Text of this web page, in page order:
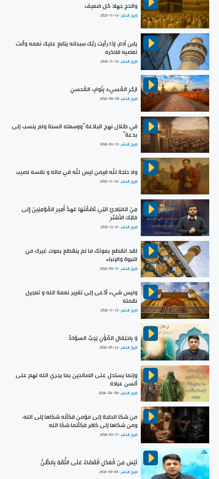
والحج جهاد كل ضعيف
تاريخ النشر :2025-11-13
يابن آدم، إذا رأيت ربَّك سبحانه يتابع عليك نعمه وأنت
تعصيه فاحذره
تاريخ النشر :2023-11-13
ازجُرِ المُسيءَ بِثَوابِ المُحسنِ
تاريخ النشر :2023-08-30
في ظلال نهج البلاغة ”ووسعته السنة ولم ينسب إلى
بدعة“
تاريخ النشر :2026-03-13
ولا حاجة للّه فيمن ليس للّه في ماله و نفسه نصيب
تاريخ النشر : 2025-11-14
مِنَ المَبَادِئِ التِي تَضَمَّنَهَا عَهدُ أَمِيرِ المُؤمِنِينَ إِلى
مَالِك الأشتَرِ
تاريخ النشر :2022-12-31
لقد انقطع بموتك ما لم ينقطع بموت غيرك من
النبوة والإنباء
تاريخ النشر :2023-09-15
وليس شيء أدْعى إلى تغيير نعمة الله و تعجيل
نقمته
تاريخ النشر :2023-11-13
وَ بِاحتِمَالِ المُؤَنِ يَجِبُ السؤدَدُ
تاريخ النشر :2023-05-22
وإنما يستدل على الصالحين بما يجري الله لهم على
ألسن عباده
تاريخ النشر :2024-04-09
من شكا الحاجة إلى مؤمن فكأنه شكاها إلى الله،
ومن شكاها إلى كافر فكأنما شكا الله
تاريخ النشر :2026-05-17
لَيْسَ مِنَ الْعَدْلِ الْقَضَاءُ عَلَى الثِّقَةِ بِالظَّنِّ
تاريخ النشر :2023-05-05